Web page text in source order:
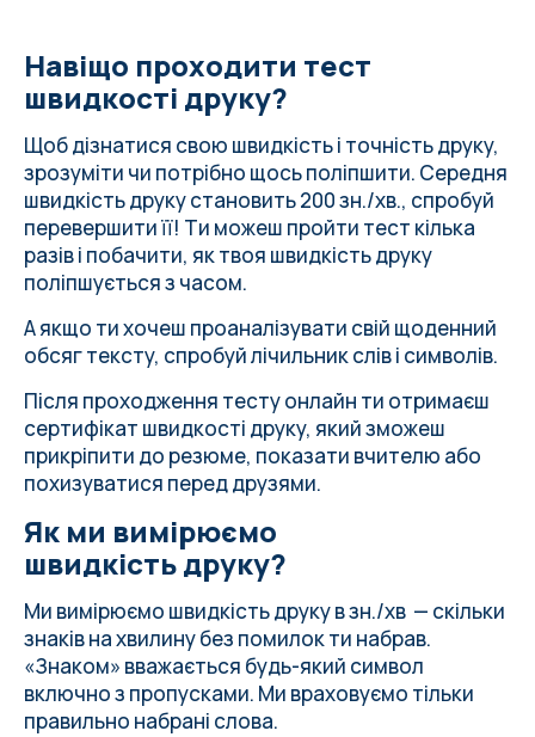
Навіщо проходити тест
швидкості друку?
Щоб дізнатися свою швидкість і точність друку,
зрозуміти чи потрібно щось поліпшити. Середня
швидкість друкустановить 200 зн./хв., спробуй
перевершити її! Ти можеш пройти тест кілька
разів і побачити, як твоя швидкість друку
поліпшується з часом.
А якщо ти хочеш проаналізувати свій щоденний
обсяг тексту, спробуйлічильник слів і символів.
Після проходження тесту онлайн ти отримаєш
сертифікат швидкості друку, який зможеш
прикріпити до резюме, показати вчителю або
похизуватися перед друзями.
Як ми вимірюємо
швидкість друку?
Ми вимірюємо швидкість друку в зн./хв — скільки
знаків на хвилину без помилок ти набрав.
«Знаком» вважається будь-який символ
включно з пропусками. Ми враховуємо тільки
правильно набрані слова.